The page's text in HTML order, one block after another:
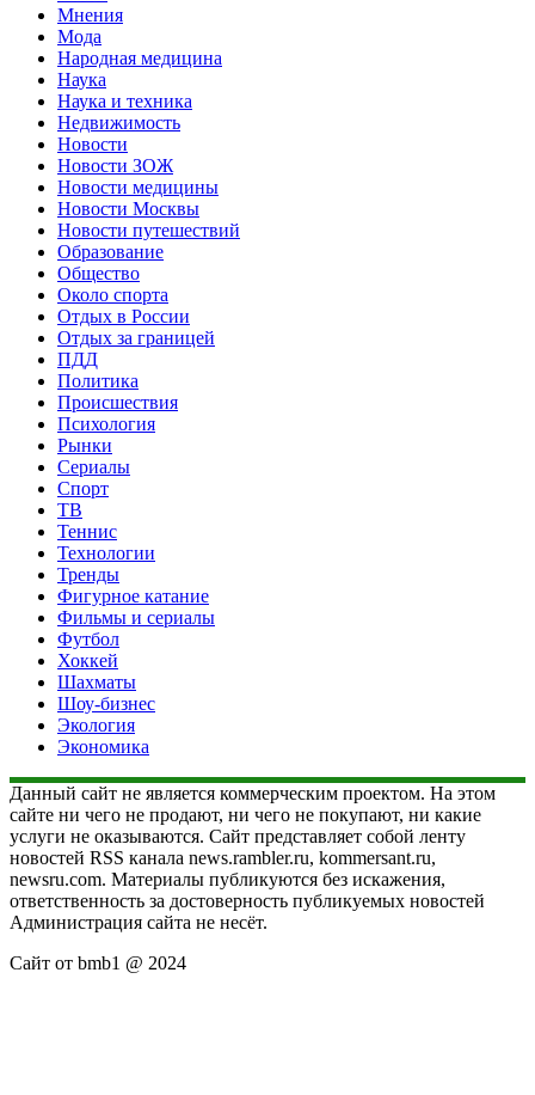
Мнения
Мода
Народная медицина
Наука
Наука и техника
Недвижимость
Новости
Новости ЗОЖ
Новости медицины
Новости Москвы
Новости путешествий
Образование
Общество
Около спорта
Отдых в России
Отдых за границей
ПДД
Политика
Происшествия
Психология
Рынки
Сериалы
Спорт
ТВ
Теннис
Технологии
Тренды
Фигурное катание
Фильмы и сериалы
Футбол
Хоккей
Шахматы
Шоу-бизнес
Экология
Экономика
Данный сайт не является коммерческим проектом. На этом
сайте ни чего не продают, ни чего не покупают, ни какие
услуги не оказываются. Сайт представляет собой ленту
новостей RSS канала news.rambler.ru, kommersant.ru,
newsru.com. Материалы публикуются без искажения,
ответственность за достоверность публикуемых новостей
Администрация сайта не несёт.
Сайт от bmb1 @ 2024